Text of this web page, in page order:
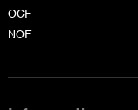
OCF
NOF